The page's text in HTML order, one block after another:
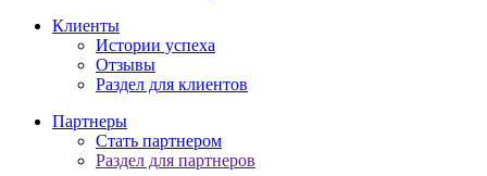
Клиенты
Истории успеха
Отзывы
Раздел для клиентов
Партнеры
Стать партнером
Раздел для партнеров